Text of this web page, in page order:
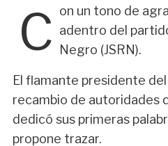
C on un tono de
adentro del
Negro (JSRN).
El flamante presidente
recambio de autoridades
dedicó sus primeras
propone trazar.